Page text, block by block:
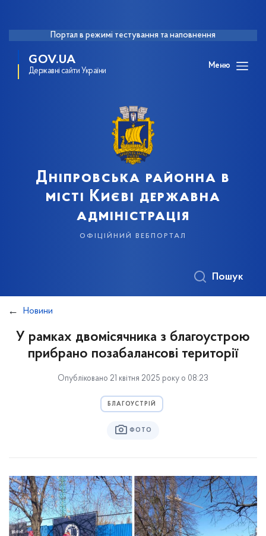
Портал в режимі тестування та наповнення
GOV.UA
Державні сайти України
Меню
Дніпровська районна в
місті Києві державна
адміністрація
офіційний вебпортал
Пошук
Новини
У рамках двомісячника з благоустрою
прибрано позабалансові території
Опубліковано 21 квітня 2025 року о 08:23
БЛАГОУСТРІЙ
ФОТО